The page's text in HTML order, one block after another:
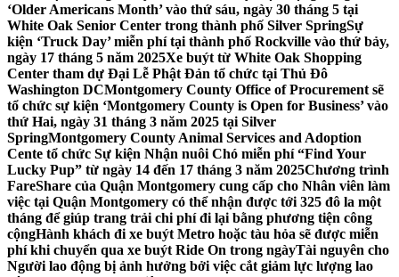
‘Older Americans Month’ vào thứ sáu, ngày 30 tháng 5 tại
White Oak Senior Center trong thành phố Silver SpringSự
kiện ‘Truck Day’ miễn phí tại thành phố Rockville vào thứ bảy,
ngày 17 tháng 5 năm 2025Xe buýt từ White Oak Shopping
Center tham dự Đại Lễ Phật Đản tổ chức tại Thủ Đô
Washington DCMontgomery County Office of Procurement sẽ
tổ chức sự kiện ‘Montgomery County is Open for Business’ vào
thứ Hai, ngày 31 tháng 3 năm 2025 tại Silver
SpringMontgomery County Animal Services and Adoption
Cente tổ chức Sự kiện Nhận nuôi Chó miễn phí “Find Your
Lucky Pup” từ ngày 14 đến 17 tháng 3 năm 2025Chương trình
FareShare của Quận Montgomery cung cấp cho Nhân viên làm
việc tại Quận Montgomery có thể nhận được tới 325 đô la một
tháng để giúp trang trải chi phí đi lại bằng phương tiện công
cộngHành khách đi xe buýt Metro hoặc tàu hỏa sẽ được miễn
phí khi chuyển qua xe buýt Ride On trong ngàyTài nguyên cho
Người lao động bị ảnh hưởng bởi việc cắt giảm lực lượng lao